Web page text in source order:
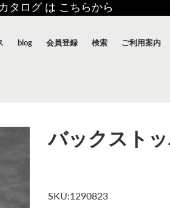
タログ は こちらから
blog 会員登録 検索 ご利用案内
バックスト
SKU:1290823